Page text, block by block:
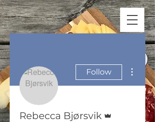
Follow
More
Rebecca Bjørsvik